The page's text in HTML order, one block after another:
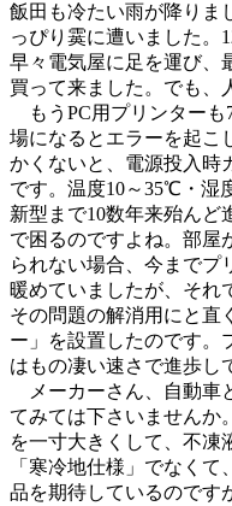
飯田も冷たい雨が降りま
っぴり霙に遭いました。
早々電気屋に足を運び、
買って来ました。でも、
もうPC用プリンターも
場になるとエラーを起こ
かくないと、電源投入時
です。温度10～35℃・湿
新型まで10数年来殆んど
で困るのですよね。部屋
られない場合、今までプ
暖めていましたが、それ
その問題の解消用にと直
ー」を設置したのです。
はもの凄い速さで進歩し
メーカーさん、自動車
てみては下さいませんか
を一寸大きくして、不凍
「寒冷地仕様」でなく
品を期待しているのです